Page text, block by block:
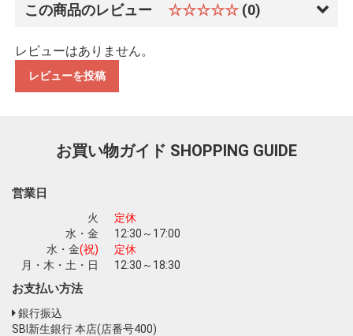
お買い物を続ける カートへ進む
この商品のレビュー ☆☆☆☆☆ (0)
レビューはありません。
レビューを投稿
お買い物ガイド SHOPPING GUIDE
営業日
火
定休
水・金
12:30～17:00
水・金(祝)
定休
月・木・土・日
12:30～18:30
お支払い方法
銀行振込
SBI新生銀行 本店(店番号400)